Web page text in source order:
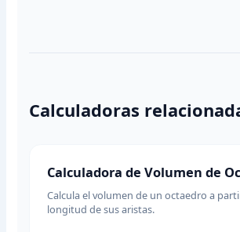
Calculadoras
Calculadora de Volumen de
Calcula el volumen de un octaedro a
longitud de sus aristas.